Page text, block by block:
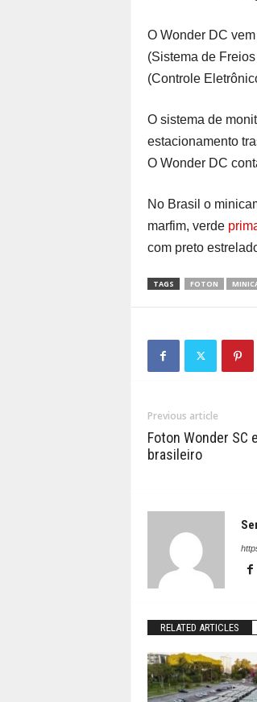
O Wonder DC
(Sistema de
(Controle
O sistema de
estacionamento
O Wonder DC
No Brasil o
marfim, verde
com preto
TAGS FOTON
Previous article
Foton Wonder SC
brasileiro
RELATED ARTICLES